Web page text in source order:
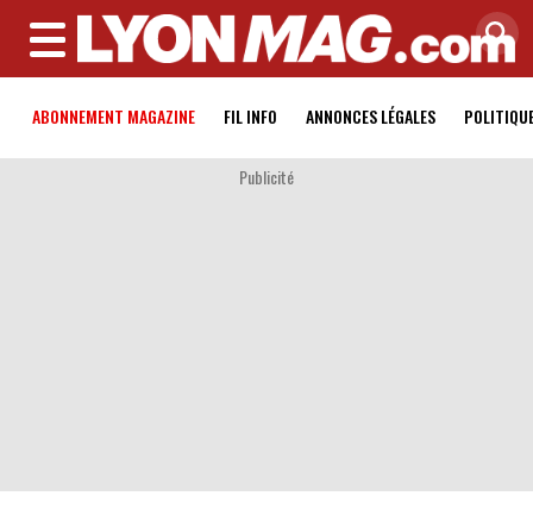
MENU
ABONNEMENT MAGAZINE FIL INFO ANNONCES LÉGALES
Publicité